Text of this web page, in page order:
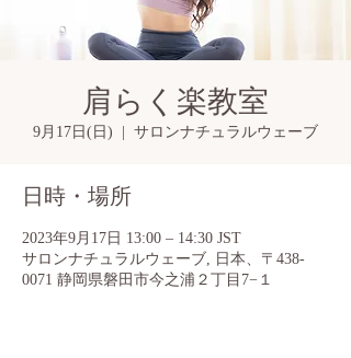
肩らく楽教室
9月17日(日) サロンナチュラルウェーブ
日時・場所
2023年9月17日 13:00 – 14:30 JST
サロンナチュラルウェーブ, 日本、〒438-
0071 静岡県磐田市今之浦２丁目7−１